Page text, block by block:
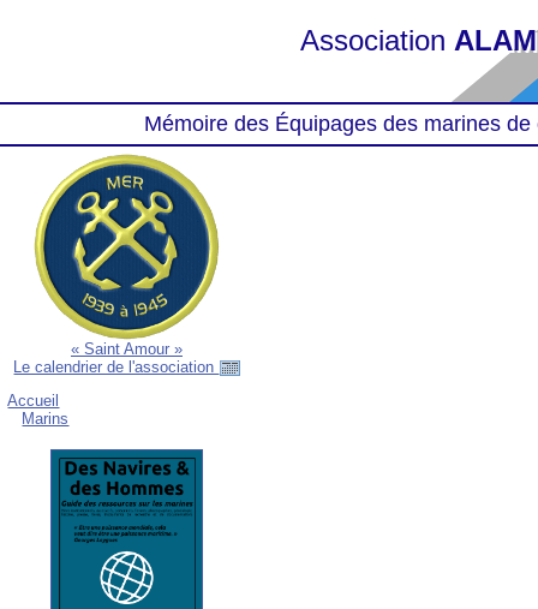
Association
Mémoire des Équipages des marines
« Saint Amour »
Le calendrier de l'association
Accueil
Marins